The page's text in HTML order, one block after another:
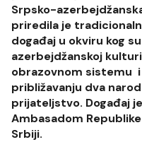
Srpsko-
priredila je
događaj u okviru kog
azerbejdžanskoj
obrazovnom sistemu i
približavanju dva
prijateljstvo. Događaj
Ambasadom
Srbiji.